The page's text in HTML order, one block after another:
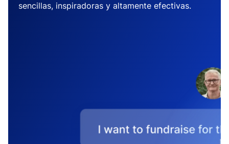
sencillas, inspiradoras y altamente efectivas.